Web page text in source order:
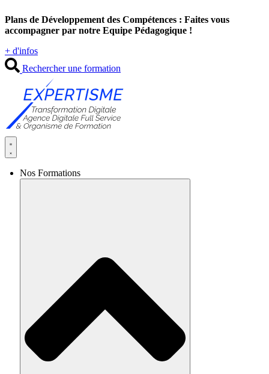
au
contenu
Plans de Développement des Compétences : Faites vous
accompagner par notre Equipe Pédagogique !
+ d'infos
Rechercher une formation
Nos Formations